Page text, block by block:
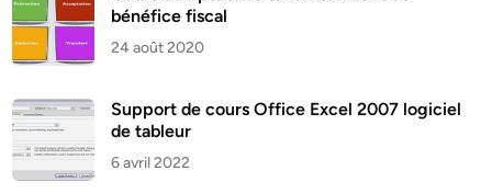
bénéfice fiscal
24 août 2020
Support de cours Office Excel 2007 logiciel
de tableur
6 avril 2022